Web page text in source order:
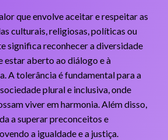
que envolve aceitar e respeitar as
culturais, religiosas, políticas ou
significa reconhecer a diversidade
estar aberto ao diálogo e à
A tolerância é fundamental para a
plural e inclusiva, onde
viver em harmonia. Além disso,
a superar preconceitos e
a igualdade e a justiça.